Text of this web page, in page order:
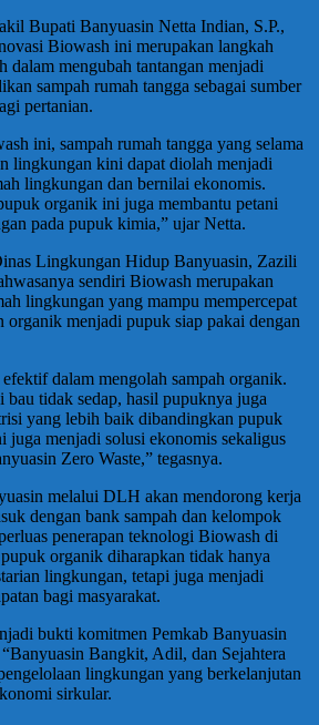
Bupati Banyuasin Netta Indian, S.P.,
Biowash ini merupakan langkah
dalam mengubah tantangan menjadi
sampah rumah tangga sebagai sumber
pertanian.
ini, sampah rumah tangga yang selama
lingkungan kini dapat diolah menjadi
lingkungan dan bernilai ekonomis.
organik ini juga membantu petani
pada pupuk kimia,” ujar Netta.
Lingkungan Hidup Banyuasin, Zazili
sendiri Biowash merupakan
lingkungan yang mampu mempercepat
organik menjadi pupuk siap pakai dengan
dalam mengolah sampah organik.
bau tidak sedap, hasil pupuknya juga
yang lebih baik dibandingkan pupuk
juga menjadi solusi ekonomis sekaligus
Zero Waste,” tegasnya.
melalui DLH akan mendorong kerja
dengan bank sampah dan kelompok
penerapan teknologi Biowash di
organik diharapkan tidak hanya
lingkungan, tetapi juga menjadi
bagi masyarakat.
bukti komitmen Pemkab Banyuasin
Bangkit, Adil, dan Sejahtera
lingkungan yang berkelanjutan
sirkular.